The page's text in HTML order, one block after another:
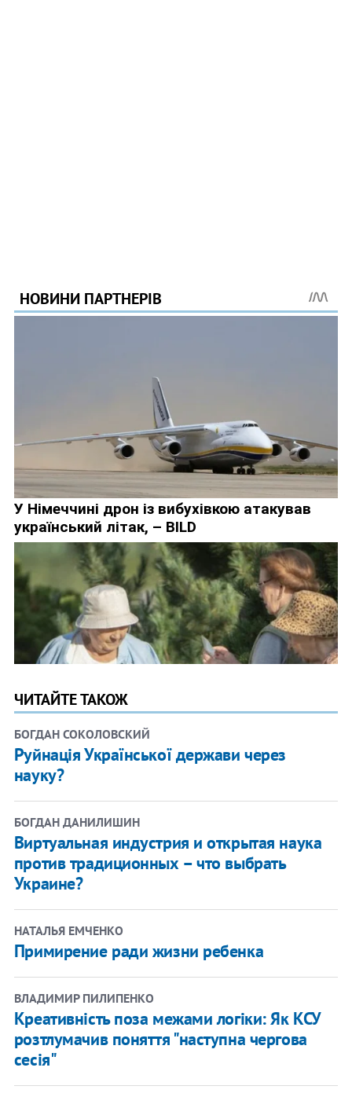
ЧИТАЙТЕ ТАКОЖ
БОГДАН СОКОЛОВСКИЙ
Руйнація Української держави через
науку?
БОГДАН ДАНИЛИШИН
Виртуальная индустрия и открытая наука
против традиционных – что выбрать
Украине?
НАТАЛЬЯ ЕМЧЕНКО
Примирение ради жизни ребенка
ВЛАДИМИР ПИЛИПЕНКО
Креативність поза межами логіки: Як КСУ
розтлумачив поняття "наступна чергова
сесія"